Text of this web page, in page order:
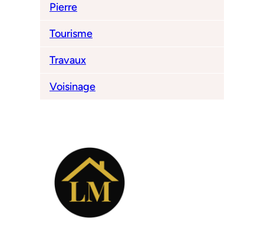
Pierre
Tourisme
Travaux
Voisinage